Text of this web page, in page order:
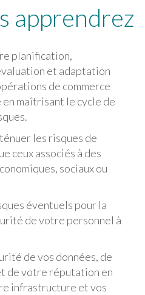
apprendrez
planification,
et adaptation
de commerce
maîtrisant le cycle de
les risques de
ceux associés à des
sociaux ou
éventuels pour la
de votre personnel à
de vos données, de
de votre réputation en
infrastructure et vos